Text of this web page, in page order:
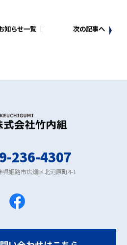
次の記事へ
知らせ一覧 │
236-4307
県姫路市広畑区北河原町4-1